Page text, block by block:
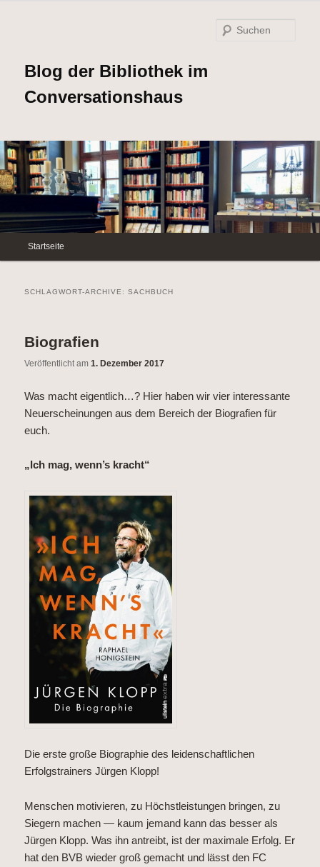
Blog der Bibliothek im
Conversationshaus
Hauptmenü
Zum
Zum
Startseite
SCHLAGWORT-ARCHIVE:SACHBUCH
Biografien
Veröffentlicht am1. Dezember 2017
Was macht eigentlich…? Hier haben wir vier interessante
Neuerscheinungen aus dem Bereich der Biografien für
euch.
„Ich mag, wenn’s kracht“
Die erste große Biographie des leidenschaftlichen
Erfolgstrainers Jürgen Klopp!
Menschen motivieren, zu Höchstleistungen bringen, zu
Siegern machen — kaum jemand kann das besser als
Jürgen Klopp. Was ihn antreibt, ist der maximale Erfolg. Er
hat den BVB wieder groß gemacht und lässt den FC